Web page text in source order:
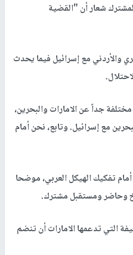
شعار أن "القضية
والأردني مع إسرائيل فيما يحدث
جداً عن الامارات والبحرين،
مع إسرائيل. وتابع، نحن أمام
تفكيك الهيكل العربي، موضحا
وحاضر ومستقبل مشترك.
التي تدعمها الامارات أن تنضم